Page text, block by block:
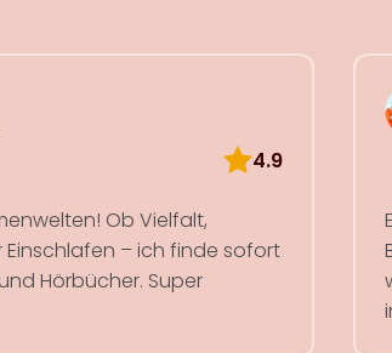
4.9
Ob Vielfalt,
– ich finde sofort
Hörbücher. Super